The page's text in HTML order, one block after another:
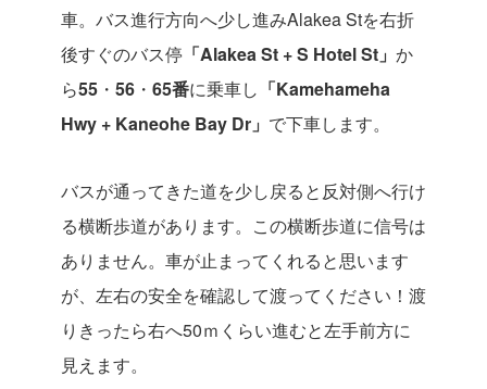
車。バス進行方向へ少し進みAlakea Stを右折
後すぐのバス停 「Alakea St + S Hotel St 」 か
ら55 ・ 56 ・ 65番に乗車し 「Kamehameha
Hwy + Kaneohe Bay Dr 」 で下車します。
バスが通ってきた道を少し戻ると反対側へ行け
る横断歩道があります。この横断歩道に信号は
ありません。車が止まってくれると思います
が、左右の安全を確認して渡ってください！渡
りきったら右へ50ｍくらい進むと左手前方に
見えます。